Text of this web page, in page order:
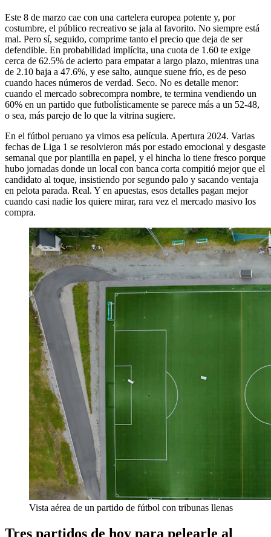
Este 8 de marzo cae con una cartelera europea potente y, por
costumbre, el público recreativo se jala al favorito. No siempre está
mal. Pero sí, seguido, comprime tanto el precio que deja de ser
defendible. En probabilidad implícita, una cuota de 1.60 te exige
cerca de 62.5% de acierto para empatar a largo plazo, mientras una
de 2.10 baja a 47.6%, y ese salto, aunque suene frío, es de peso
cuando haces números de verdad. Seco. No es detalle menor:
cuando el mercado sobrecompra nombre, te termina vendiendo un
60% en un partido que futbolísticamente se parece más a un 52-48,
o sea, más parejo de lo que la vitrina sugiere.
En el fútbol peruano ya vimos esa película. Apertura 2024. Varias
fechas de Liga 1 se resolvieron más por estado emocional y desgaste
semanal que por plantilla en papel, y el hincha lo tiene fresco porque
hubo jornadas donde un local con banca corta compitió mejor que el
candidato al toque, insistiendo por segundo palo y sacando ventaja
en pelota parada. Real. Y en apuestas, esos detalles pagan mejor
cuando casi nadie los quiere mirar, rara vez el mercado masivo los
compra.
Vista aérea de un partido de fútbol con tribunas llenas
Tres partidos de hoy para pelearle al